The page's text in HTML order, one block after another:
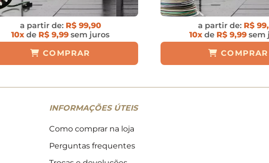
a partir de: R$ 99,90
10x de R$ 9,99 sem juros
COMPRAR
a partir de: R$
10x de R$ 9,99 sem
COMPRAR
INFORMAÇÕES ÚTEIS
Como comprar na loja
Perguntas frequentes